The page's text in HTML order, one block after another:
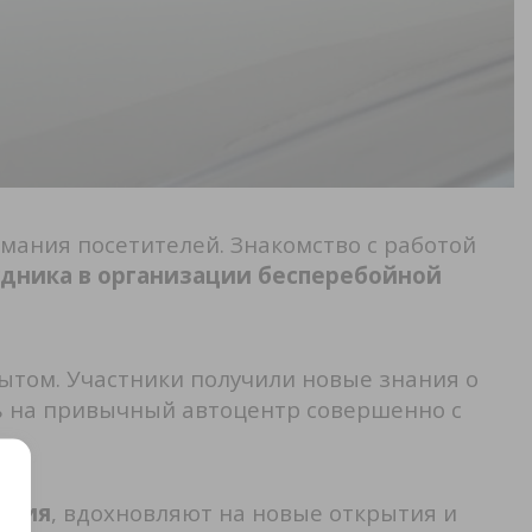
посетителей. Знакомство с работой
в организации бесперебойной
Участники получили новые знания о
на привычный автоцентр совершенно с
, вдохновляют на новые открытия и